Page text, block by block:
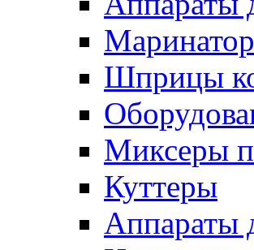
Шприцы
Миксеры
Куттеры
Аппараты